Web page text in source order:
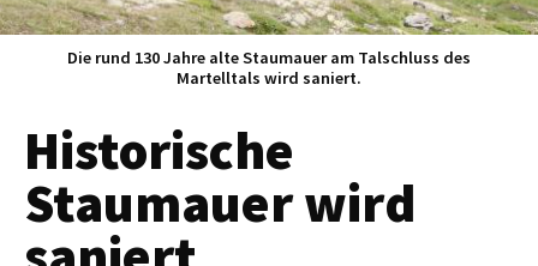
Die rund 130 Jahre alte Staumauer am Talschluss des
Martelltals wird saniert.
Historische
Staumauer wird